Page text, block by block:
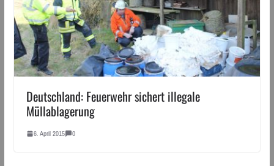
Deutschland: Feuerwehr sichert illegale
Müllablagerung
6. April 2015 0